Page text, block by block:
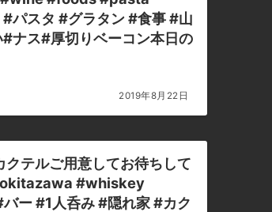
パスタ #グラタン #食事 #山
ナス#厚切りベーコン本日の
2019年8月22日
テルご用意してお待ちして
#whiskey
#1人呑み #隠れ家 #カク